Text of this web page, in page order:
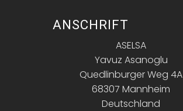
ANSCHRIFT
ASELSA
Yavuz Asanoglu
Quedlinburger Weg 4A
68307 Mannheim
Deutschland